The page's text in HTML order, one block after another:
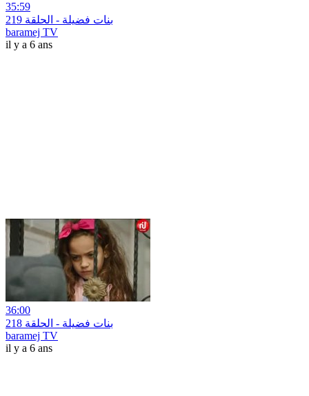
35:59
بنات فضيلة - الحلقة 219
baramej TV
il y a 6 ans
36:00
بنات فضيلة - الحلقة 218
baramej TV
il y a 6 ans